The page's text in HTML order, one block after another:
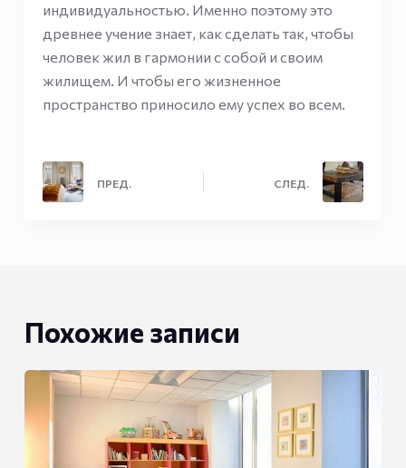
индивидуальностью. Именно поэтому это
древнее учение знает, как сделать так, чтобы
человек жил в гармонии с собой и своим
жилищем. И чтобы его жизненное
пространство приносило ему успех во всем.
ПРЕД. СЛЕД.
Похожие записи